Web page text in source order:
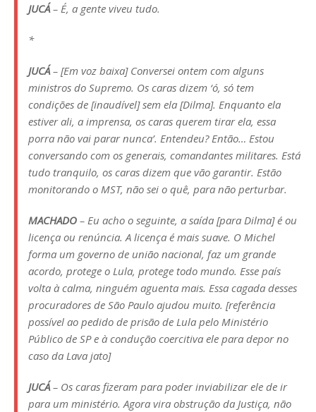
JUCÁ– É, a gente viveu tudo.
*
JUCÁ– [Em voz baixa] Conversei ontem com alguns
ministros do Supremo. Os caras dizem ‘ó, só tem
condições de [inaudível] sem ela [Dilma]. Enquanto ela
estiver ali, a imprensa, os caras querem tirar ela, essa
porra não vai parar nunca’. Entendeu? Então… Estou
conversando com os generais, comandantes militares. Está
tudo tranquilo, os caras dizem que vão garantir. Estão
monitorando o MST, não sei o quê, para não perturbar.
MACHADO – Eu acho o seguinte, a saída [para Dilma] é ou
licença ou renúncia. A licença é mais suave. O Michel
forma um governo de união nacional, faz um grande
acordo, protege o Lula, protege todo mundo. Esse país
volta à calma, ninguém aguenta mais. Essa cagada desses
procuradores de São Paulo ajudou muito. [referência
possível ao pedido de prisão de Lula pelo Ministério
Público de SP e à condução coercitiva ele para depor no
caso da Lava jato]
JUCÁ– Os caras fizeram para poder inviabilizar ele de ir
para um ministério. Agora vira obstrução da Justiça, não